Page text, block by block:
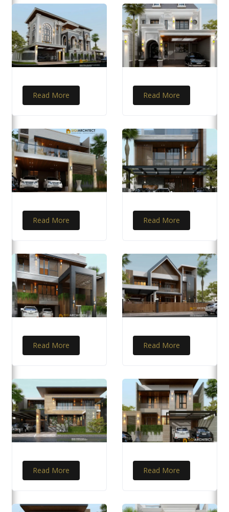
Read More Read More
Read More Read More
Read More Read More
Read More Read More